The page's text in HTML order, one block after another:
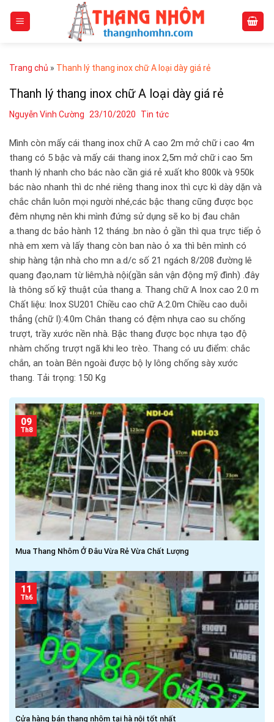
Trang chủ » Thanh lý thang inox chữ A loại dày giá rẻ
Thanh lý thang inox chữ A loại dày giá rẻ
Nguyễn Vinh Cường 23/10/2020 Tin tức
Mình còn mấy cái thang inox chữ A cao 2m mở chữ i cao 4m
thang có 5 bậc và mấy cái thang inox 2,5m mở chữ i cao 5m
thanh lý nhanh cho bác nào cần giá rẻ xuất kho 800k và 950k
bác nào nhanh thì dc nhé riêng thang inox thì cực kì dày dặn và
chắc chắn luôn mọi người nhé,các bậc thang cũng được bọc
đêm nhựng nên khi mình đứng sử dụng sẽ ko bị đau chân
a.thang dc bảo hành 12 tháng .bn nào ỏ gần thì qua trực tiếp ỏ
nhà em xem và lấy thang còn ban nào ỏ xa thì bên mình có
ship hàng tận nhà cho mn a.d/c số 21 ngách 8/208 đường lê
quang đạo,nam từ liêm,hà nội(gần sân vận động mỹ đình) .đây
là thông số kỹ thuật của thang a. Thang chữ A Inox cao 2.0 m
Chất liệu: Inox SU201 Chiều cao chữ A:2.0m Chiều cao duỗi
thẳng (chữ I):4.0m Chân thang có đệm nhựa cao su chống
trượt, trầy xước nền nhà. Bậc thang được bọc nhựa tạo độ
nhàm chống trượt ngã khi leo trèo. Thang có ưu điểm: chắc
chắn, an toàn Bên ngoài được bộ ly lông chống sày xước
thang. Tải trọng: 150 Kg
Mua Thang Nhôm Ở Đâu Vừa Rẻ Vừa Chất Lượng
09
Th8
Cửa hàng bán thang nhôm tại hà nội tốt nhất
11
Th6